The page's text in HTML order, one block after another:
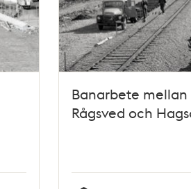
Banarbete mellan
Rågsved och